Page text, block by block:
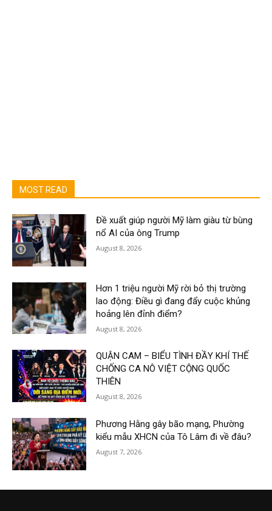
MOST READ
Đề xuất giúp người Mỹ làm giàu từ bùng
nổ AI của ông Trump
August 8, 2026
Hơn 1 triệu người Mỹ rời bỏ thị trường
lao động: Điều gì đang đẩy cuộc khủng
hoảng lên đỉnh điểm?
August 8, 2026
QUẬN CAM – BIỂU TÌNH ĐẦY KHÍ THẾ
CHỐNG CA NÔ VIỆT CỘNG QUỐC
THIÊN
August 8, 2026
Phương Hằng gây bão mạng, Phường
kiểu mẫu XHCN của Tô Lâm đi về đâu?
August 7, 2026